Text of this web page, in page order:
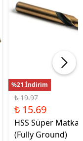
%21 İndirim
₺ 19.97
₺ 15.69
HSS Süper
(Fully Ground)